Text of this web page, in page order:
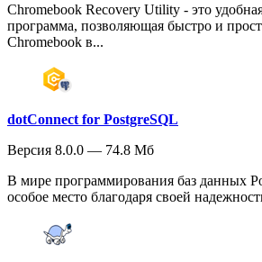
Chromebook Recovery Utility - это
программа, позволяющая быстро и
Chromebook в...
dotConnect for PostgreSQL
Версия 8.0.0 — 74.8 Мб
В мире программирования баз данных
особое место благодаря своей